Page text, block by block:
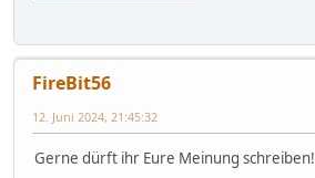
FireBit56
12. Juni 2024, 21:45:32
Gerne dürft ihr Eure Meinung schreiben!